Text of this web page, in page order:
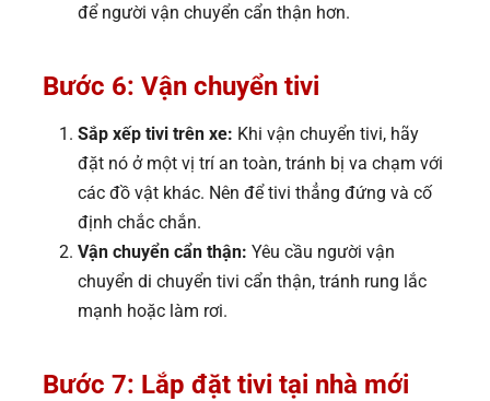
để người vận chuyển cẩn thận hơn.
Bước 6: Vận chuyển tivi
Sắp xếp tivi trên xe: Khi vận chuyển tivi, hãy
đặt nó ở một vị trí an toàn, tránh bị va chạm với
các đồ vật khác. Nên để tivi thẳng đứng và cố
định chắc chắn.
Vận chuyển cẩn thận: Yêu cầu người vận
chuyển di chuyển tivi cẩn thận, tránh rung lắc
mạnh hoặc làm rơi.
Bước 7: Lắp đặt tivi tại nhà mới